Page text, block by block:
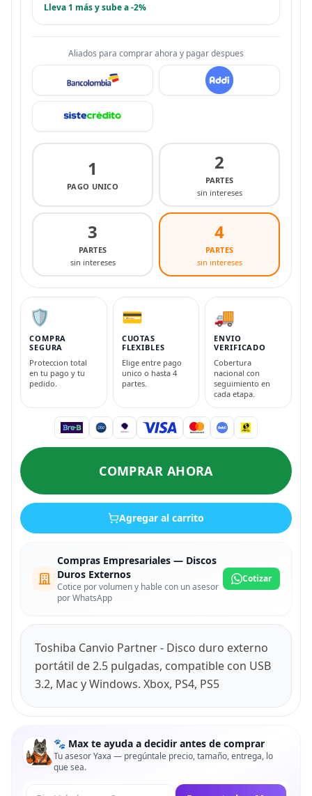
Lleva 1 más y sube a -2%
Aliados para comprar ahora y pagar despues
1
PAGO UNICO
2
PARTES
sin intereses
3
PARTES
sin intereses
4
PARTES
sin intereses
🛡️
COMPRA
SEGURA
Proteccion total
en tu pago y tu
pedido.
💳
CUOTAS
FLEXIBLES
Elige entre pago
unico o hasta 4
partes.
🚚
ENVIO
VERIFICADO
Cobertura
nacional con
seguimiento en
cada etapa.
COMPRAR AHORA
Agregar al carrito
Compras Empresariales — Discos
Duros Externos
Cotice por volumen y hable con un asesor
por WhatsApp
Cotizar
Toshiba Canvio Partner - Disco duro externo
portátil de 2.5 pulgadas, compatible con USB
3.2, Mac y Windows. Xbox, PS4, PS5
🐾 Max te ayuda a decidir antes de comprar
Tu asesor Yaxa — pregúntale precio, tamaño, entrega, lo
que sea.
Tu pregunta a Max